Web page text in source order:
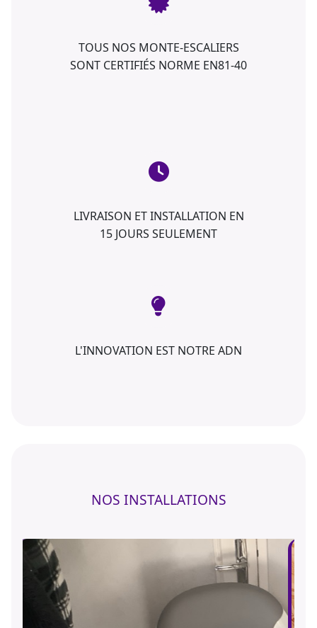
TOUS NOS MONTE-ESCALIERS
SONT CERTIFIÉS NORME EN81-40
LIVRAISON ET INSTALLATION EN
15 JOURS SEULEMENT
L'INNOVATION EST NOTRE ADN
NOS INSTALLATIONS